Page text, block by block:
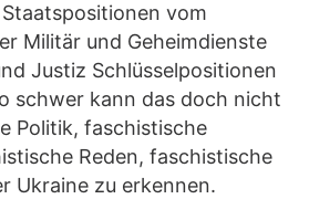
vom
Militär und Geheimdienste
Justiz Schlüsselpositionen
schwer kann das doch nicht
Politik, faschistische
Reden, faschistische
Ukraine zu erkennen.